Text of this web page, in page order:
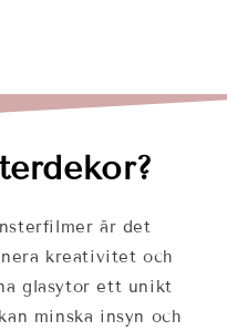
är det
kreativitet och
glasytor ett unikt
minska insyn och